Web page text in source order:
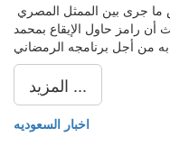
جرى بين الممثل المصري
أن رامز حاول الإيقاع بمحمد
المزيد ...
اخبار السعوديه